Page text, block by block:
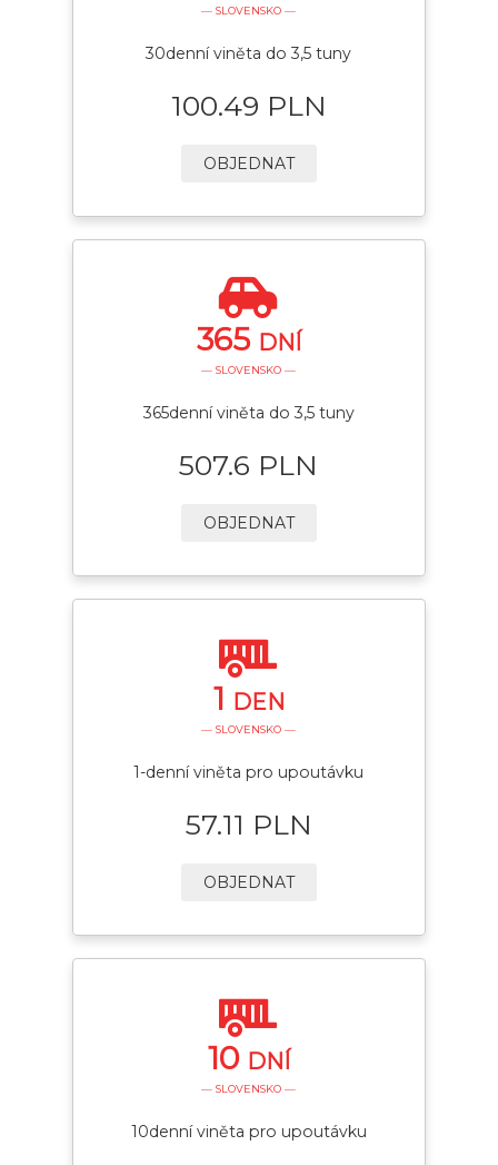
— SLOVENSKO —
30denní viněta do 3,5 tuny
100.49 PLN
OBJEDNAT
365 DNÍ
— SLOVENSKO —
365denní viněta do 3,5 tuny
507.6 PLN
OBJEDNAT
1 DEN
— SLOVENSKO —
1-denní viněta pro upoutávku
57.11 PLN
OBJEDNAT
10 DNÍ
— SLOVENSKO —
10denní viněta pro upoutávku